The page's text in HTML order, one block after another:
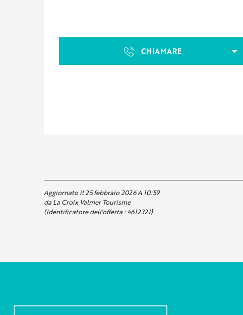
CHIAMARE
Aggiornato il 25 febbraio 2026 A 10:59
da La Croix Valmer Tourisme
(Identificatore dell'offerta :4612321)